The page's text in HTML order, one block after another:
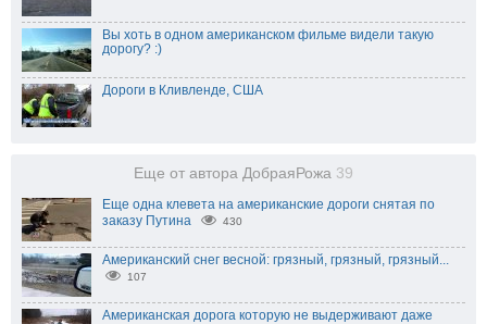
Вы хоть в одном американском фильме видели такую
дорогу? :)
Дороги в Кливленде, США
Еще от автора ДобраяРожа 39
Еще одна клевета на американские дороги снятая по
заказу Путина
430
Американский снег весной: грязный, грязный, грязный...
107
Американская дорога которую не выдерживают даже